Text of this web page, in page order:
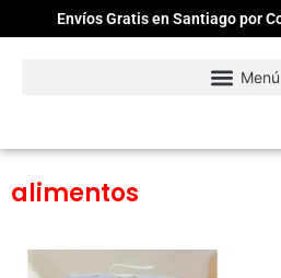
Envíos Gratis en Santiago por
alimentos